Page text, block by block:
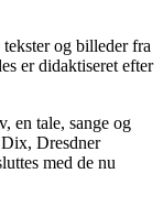
og billeder fra
er didaktiseret efter
en tale, sange og
Dresdner
med de nu